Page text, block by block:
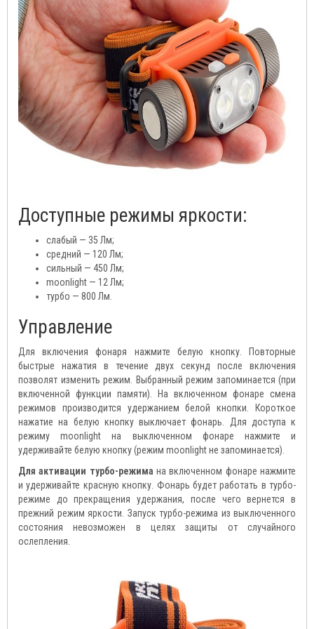
Доступные режимы яркости:
слабый — 35 Лм;
средний — 120 Лм;
сильный — 450 Лм;
moonlight — 12 Лм;
турбо — 800 Лм.
Управление
Для включения фонаря нажмите белую кнопку. Повторные
быстрые нажатия в течение двух секунд после включения
позволят изменить режим. Выбранный режим запоминается (при
включенной функции памяти). На включенном фонаре смена
режимов производится удержанием белой кнопки. Короткое
нажатие на белую кнопку выключает фонарь. Для доступа к
режиму moonlight на выключенном фонаре нажмите и
удерживайте белую кнопку (режим moonlight не запоминается).
Для активации турбо-режима на включенном фонаре нажмите
и удерживайте красную кнопку. Фонарь будет работать в турбо-
режиме до прекращения удержания, после чего вернется в
прежний режим яркости. Запуск турбо-режима из выключенного
состояния невозможен в целях защиты от случайного
ослепления.